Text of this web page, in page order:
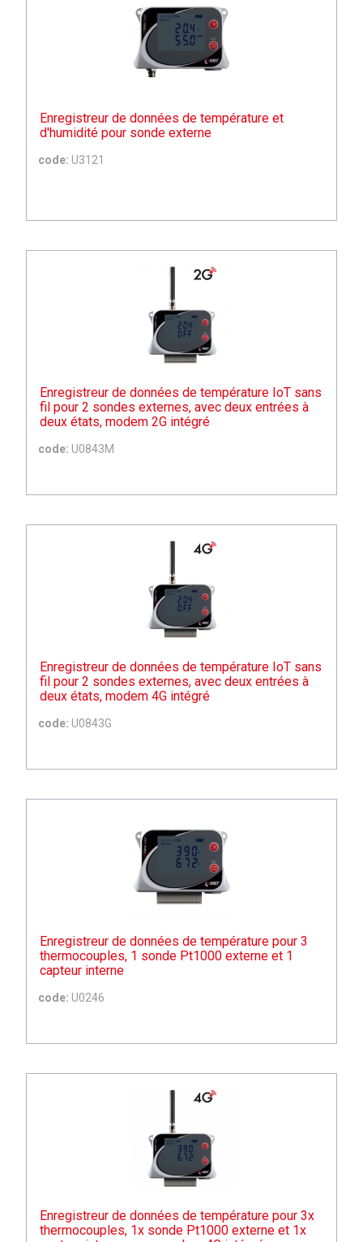
Enregistreur de données de température et
d'humidité pour sonde externe
code: U3121
Enregistreur de données de température IoT sans
fil pour 2 sondes externes, avec deux entrées à
deux états, modem 2G intégré
code: U0843M
Enregistreur de données de température IoT sans
fil pour 2 sondes externes, avec deux entrées à
deux états, modem 4G intégré
code: U0843G
Enregistreur de données de température pour 3
thermocouples, 1 sonde Pt1000 externe et 1
capteur interne
code: U0246
Enregistreur de données de température pour 3x
thermocouples, 1x sonde Pt1000 externe et 1x